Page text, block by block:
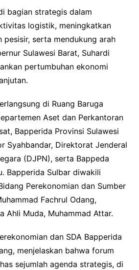
bagian strategis dalam
logistik, meningkatkan
pesisir, serta mendukung arah
Sulawesi Barat, Suhardi
pertumbuhan ekonomi
di Ruang Baruga
Aset dan Perkantoran
Bapperida Provinsi Sulawesi
Syahbandar, Direktorat Jenderal
(DJPN), serta Bappeda
Bapperida Sulbar diwakili
Perekonomian dan Sumber
Fachrul Odang,
Ahli Muda, Muhammad Attar.
dan SDA Bapperida
menjelaskan bahwa forum
sejumlah agenda strategis, di